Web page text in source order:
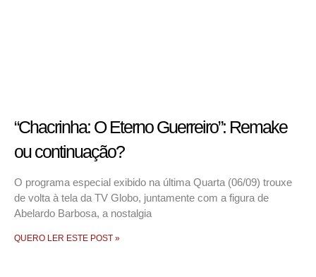
“Chacrinha: O Eterno Guerreiro”: Remake
ou continuação?
O programa especial exibido na última Quarta (06/09) trouxe
de volta à tela da TV Globo, juntamente com a figura de
Abelardo Barbosa, a nostalgia
QUERO LER ESTE POST »